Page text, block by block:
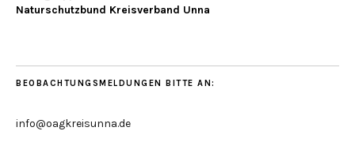
Naturschutzbund Kreisverband Unna
BEOBACHTUNGSMELDUNGEN BITTE AN:
info@oagkreisunna.de